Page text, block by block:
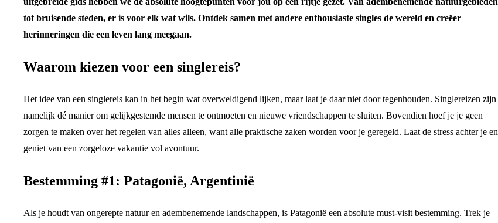
tot bruisende steden, er is voor elk wat wils. Ontdek samen met andere enthousiaste singles de wereld en creëer
herinneringen die een leven lang meegaan.
Waarom kiezen voor een singlereis?
Het idee van een singlereis kan in het begin wat overweldigend lijken, maar laat je daar niet door tegenhouden. Singlereizen zijn
namelijk dé manier om gelijkgestemde mensen te ontmoeten en nieuwe vriendschappen te sluiten. Bovendien hoef je je geen
zorgen te maken over het regelen van alles alleen, want alle praktische zaken worden voor je geregeld. Laat de stress achter je en
geniet van een zorgeloze vakantie vol avontuur.
Bestemming #1: Patagonië, Argentinië
Als je houdt van ongerepte natuur en adembenemende landschappen, is Patagonië een absolute must-visit bestemming. Trek je